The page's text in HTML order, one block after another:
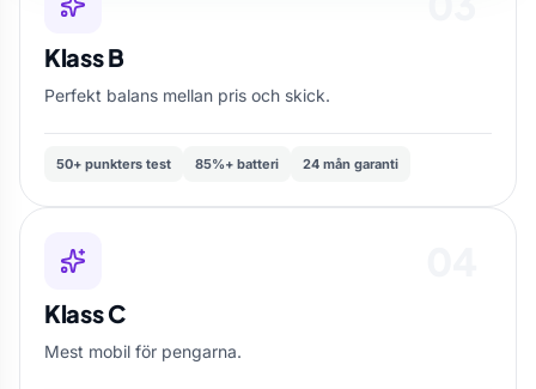
Klass B
Perfekt balans mellan pris och skick.
50+ punkters test 85%+ batteri 24 mån garanti
Klass C
Mest mobil för pengarna.